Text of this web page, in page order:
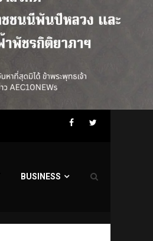
Facebook
Twitter
BUSINESS